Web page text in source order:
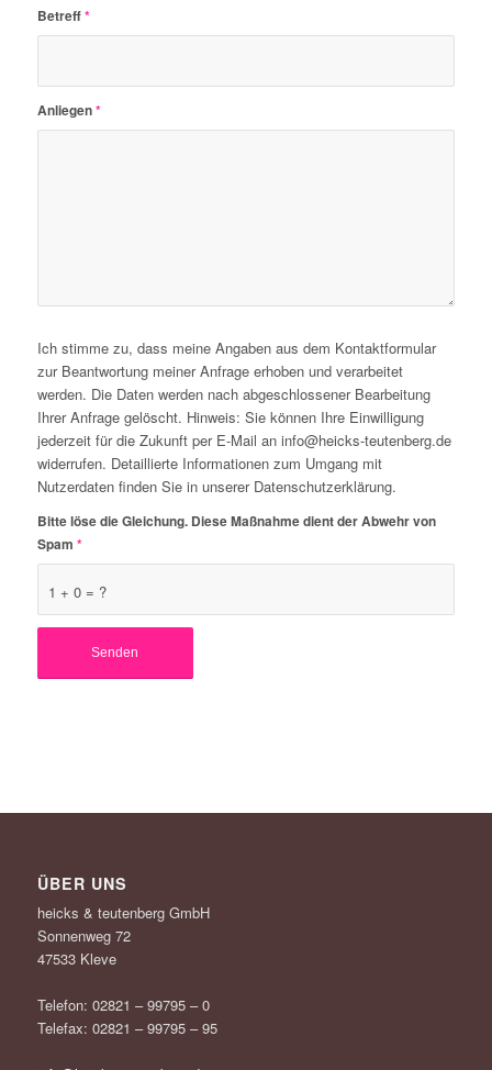
Betreff*
Anliegen*
Ich stimme zu, dass meine Angaben aus dem Kontaktformular
zur Beantwortung meiner Anfrage erhoben und verarbeitet
werden. Die Daten werden nach abgeschlossener Bearbeitung
Ihrer Anfrage gelöscht. Hinweis: Sie können Ihre Einwilligung
jederzeit für die Zukunft per E-Mail an info@heicks-teutenberg.de
widerrufen. Detaillierte Informationen zum Umgang mit
Nutzerdaten finden Sie in unserer Datenschutzerklärung.
1 + 0 = ?
Bitte löse die Gleichung. Diese Maßnahme dient der Abwehr von
Spam *
ÜBER UNS
heicks & teutenberg GmbH
Sonnenweg 72
47533 Kleve
Telefon: 02821 – 99795 – 0
Telefax: 02821 – 99795 – 95